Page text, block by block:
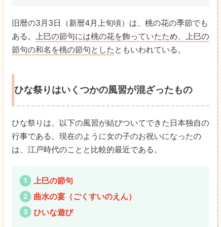
旧暦の3月3日（新暦4月上旬頃）は、桃の花の季節でも
ある。
上巳の節句には桃の花を飾っていたため、上巳の
節句の和名を桃の節句とした ともいわれている。
ひな祭りはいくつかの風習が混ざったもの
ひな祭りは、以下の風習が結びついてできた日本独自の
行事である。現在のように女の子のお祝いになったの
は、江戸時代のことと比較的最近である。
上巳の節句
曲水の宴（ごくすいのえん）
ひいな遊び